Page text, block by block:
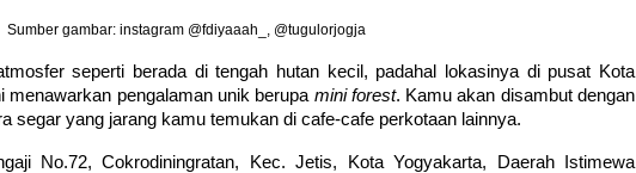
Sumber gambar: instagram @fdiyaaah_, @tugulorjogja
seperti berada di tengah hutan kecil, padahal lokasinya di pusat Kota
menawarkan pengalaman unik berupa mini forest. Kamu akan disambut dengan
segar yang jarang kamu temukan di cafe-cafe perkotaan lainnya.
No.72, Cokrodiningratan, Kec. Jetis, Kota Yogyakarta, Daerah Istimewa